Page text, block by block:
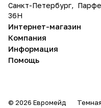
Санкт-Петербург,
36Н
Интернет-магазин
Компания
Информация
Помощь
© 2026 Евромейд